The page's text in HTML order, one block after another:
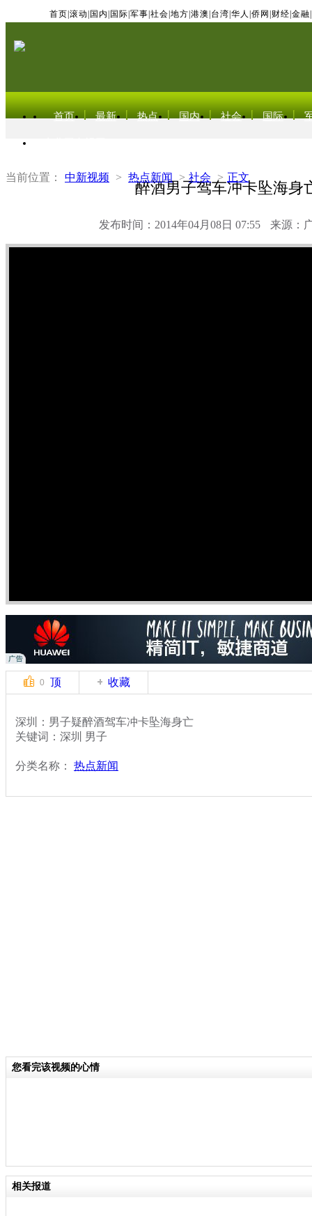
首页 滚动 国内 国际 军事 社会 地方 港澳 台湾 华人 侨网 财经 金融
首页 最新 热点 国内 社会 国际
当前位置： 中新视频 > 热点新闻 > 社会 > 正文
醉酒男子驾车冲卡坠海身
发布时间：2014年04月08日 07:55 来源：
0 顶 收藏
深圳：男子疑醉酒驾车冲卡坠海身亡
关键词：深圳 男子
分类名称： 热点新闻
您看完该视频的心情
相关报道